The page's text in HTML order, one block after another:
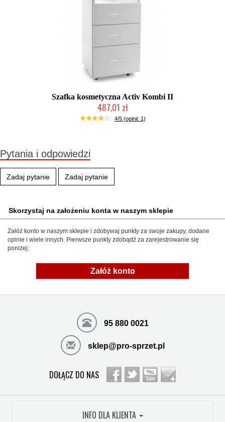
Szafka kosmetyczna Activ Kombi II
487,01 zł
W magazynie producenta
4/5 (opinii: 1)
Pytania i odpowiedzi
Zadaj pytanie Zadaj pytanie
Skorzystaj na założeniu konta w naszym sklepie
Załóż konto w naszym sklepie i zdobywaj punkty za swoje zakupy, dodane
opinie i wiele innych. Pierwsze punkty zdobądź za zarejestrowanie się
poniżej:
Załóż konto
95 880 0021
sklep@pro-sprzet.pl
DOŁĄCZ DO NAS
INFO DLA KLIENTA